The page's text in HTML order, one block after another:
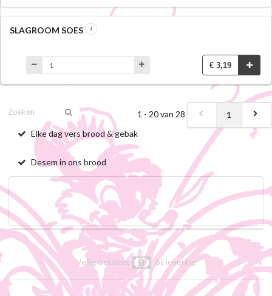
SLAGROOM SOES
€ 3,19
1 - 20 van 28
1
Elke dag vers brood & gebak
Desem in ons brood
Veilig betalen: bij levering